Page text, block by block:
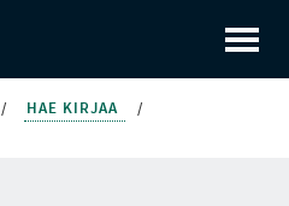
/ HAE KIRJAA
/